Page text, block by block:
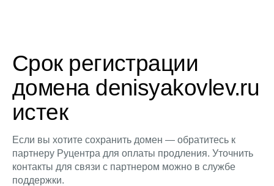
Срок регистрации
домена denisyakovlev.ru
истек
Если вы хотите сохранить домен — обратитесь к
партнеру Руцентра для оплаты продления. Уточнить
контакты для связи с партнером можно в службе
поддержки.